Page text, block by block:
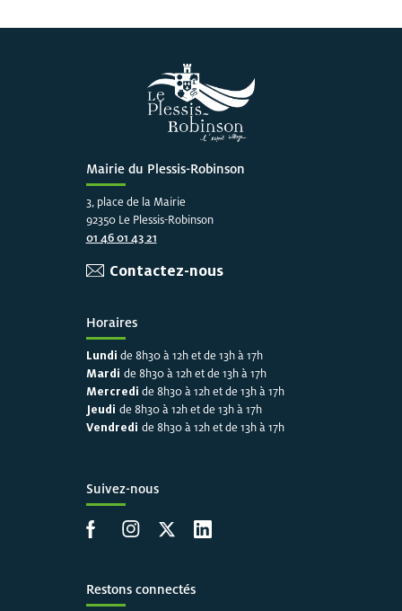
Mairie du Plessis-Robinson
3, place de la Mairie
92350 Le Plessis-Robinson
01 46 01 43 21
Contactez-nous
Horaires
Lundi de 8h30 à 12h et de 13h à 17h
Mardi de 8h30 à 12h et de 13h à 17h
Mercredi de 8h30 à 12h et de 13h à 17h
Jeudi de 8h30 à 12h et de 13h à 17h
Vendredi de 8h30 à 12h et de 13h à 17h
Suivez-nous
Accéder à la page Facebook
Accéder à la page Instagram
Accéder à la page X
Accéder à LinkedIn
Restons connectés